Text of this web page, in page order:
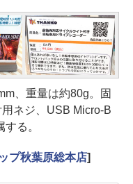
、重量は約80g。固
ネジ、USB Micro-B
る。
プ秋葉原総本店]